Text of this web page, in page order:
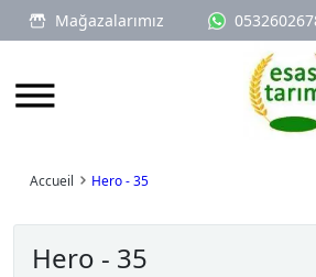
Mağazalarımız
Accueil Hero - 35
Hero - 35